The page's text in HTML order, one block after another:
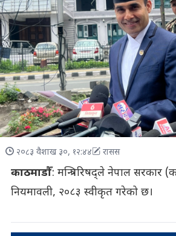
२०८३ वैशाख ३०, १२:४४ रासस
काठमाडौँ: मन्त्रिपरिषद्ले नेपाल सरकार
नियमावली, २०८३ स्वीकृत गरेको छ।